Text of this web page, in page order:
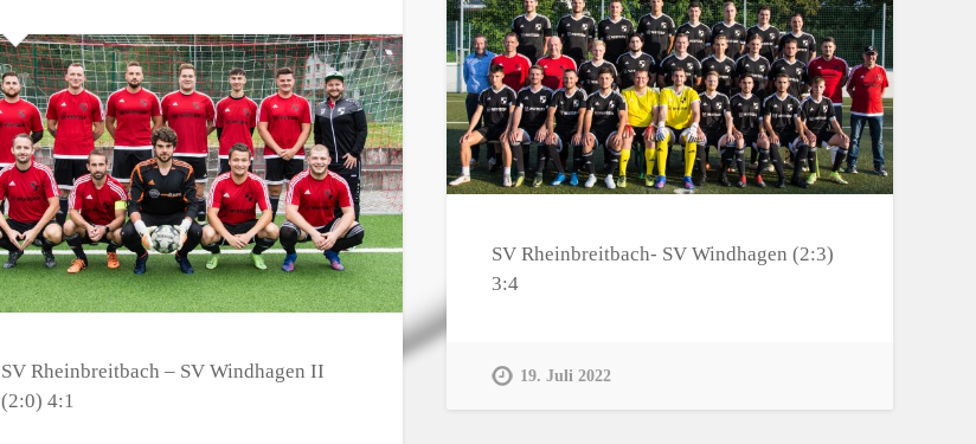
SV Rheinbreitbach- SV Windhagen (2:3)
3:4
19. Juli 2022
SV Rheinbreitbach – SV Windhagen II
(2:0) 4:1